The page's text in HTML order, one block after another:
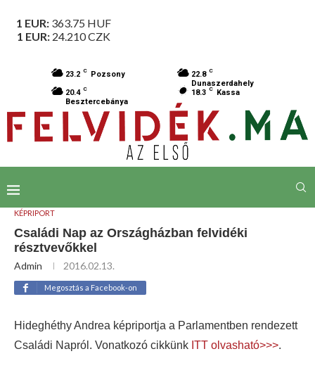
1 EUR: 363.75 HUF
1 EUR: 24.210CZK
23.2 C Pozsony 22.8 C
Dunaszerdahely
20.4 C
Besztercebánya
18.3 C Kassa
KÉPRIPORT
Családi Nap az Országházban felvidéki
résztvevőkkel
Admin 2016.02.13.
Megosztás a Facebook-on
Hideghéthy Andrea képriportja a Parlamentben rendezett
Családi Napról. Vonatkozó cikkünk ITT olvasható>>>.